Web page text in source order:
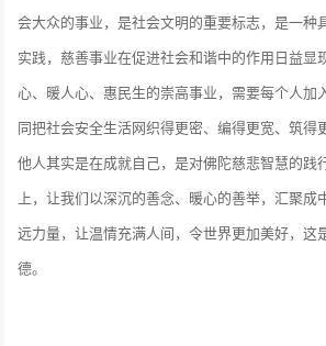
会大众的事业，是社会文明的重要标志，是一种
实践，慈善事业在促进社会和谐中的作用日益显
心、暖人心、惠民生的崇高事业，需要每个人加
同把社会安全生活网织得更密、编得更宽、筑得
他人其实是在成就自己，是对佛陀慈悲智慧的践
上，让我们以深沉的善念、暖心的善举，汇聚成
远力量，让温情充满人间，令世界更加美好，这
德。